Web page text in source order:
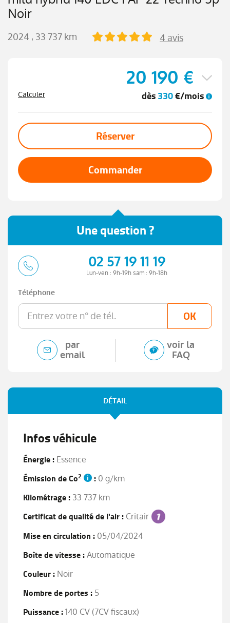
Noir
2024 , 33 737 km 4 avis
Calculer
20 190 €
dès330€/mois
Réserver
Commander
Une question ?
02 57 19 11 19
Lun-ven : 9h-19h sam : 9h-18h
Téléphone
OK
par
email
voir la
FAQ
DÉTAIL
Infos véhicule
Énergie : Essence
Émission de Co2 : 0 g/km
Kilométrage : 33 737 km
Certificat de qualité de l'air : Critair
Mise en circulation : 05/04/2024
Boîte de vitesse :Automatique
Couleur : Noir
Nombre de portes : 5
Puissance :140 CV (7CV fiscaux)